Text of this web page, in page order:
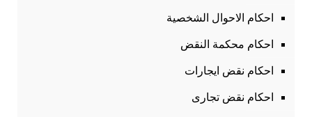
احكام الاحوال الشخصية
احكام محكمة النقض
احكام نقض ايجارات
احكام نقض تجارى